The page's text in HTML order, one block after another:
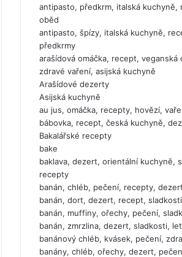
antipasto, předkrm, italská kuchyně,
oběd
antipasto, špízy, italská kuchyně,
předkrmy
arašídová omáčka, recept, veganská
zdravé vaření, asijská kuchyně
Arašídové dezerty
Asijská kuchyně
au jus, omáčka, recepty, hovězí,
bábovka, recept, česká kuchyně,
Bakalářské recepty
bake
baklava, dezert, orientální kuchyně,
recepty
banán, chléb, pečení, recepty,
banán, dort, dezert, recept, sladkosti
banán, muffiny, ořechy, pečení,
banán, zmrzlina, dezert, sladkosti,
banánový chléb, kvásek, pečení,
banány, chléb, ořechy, dezert,